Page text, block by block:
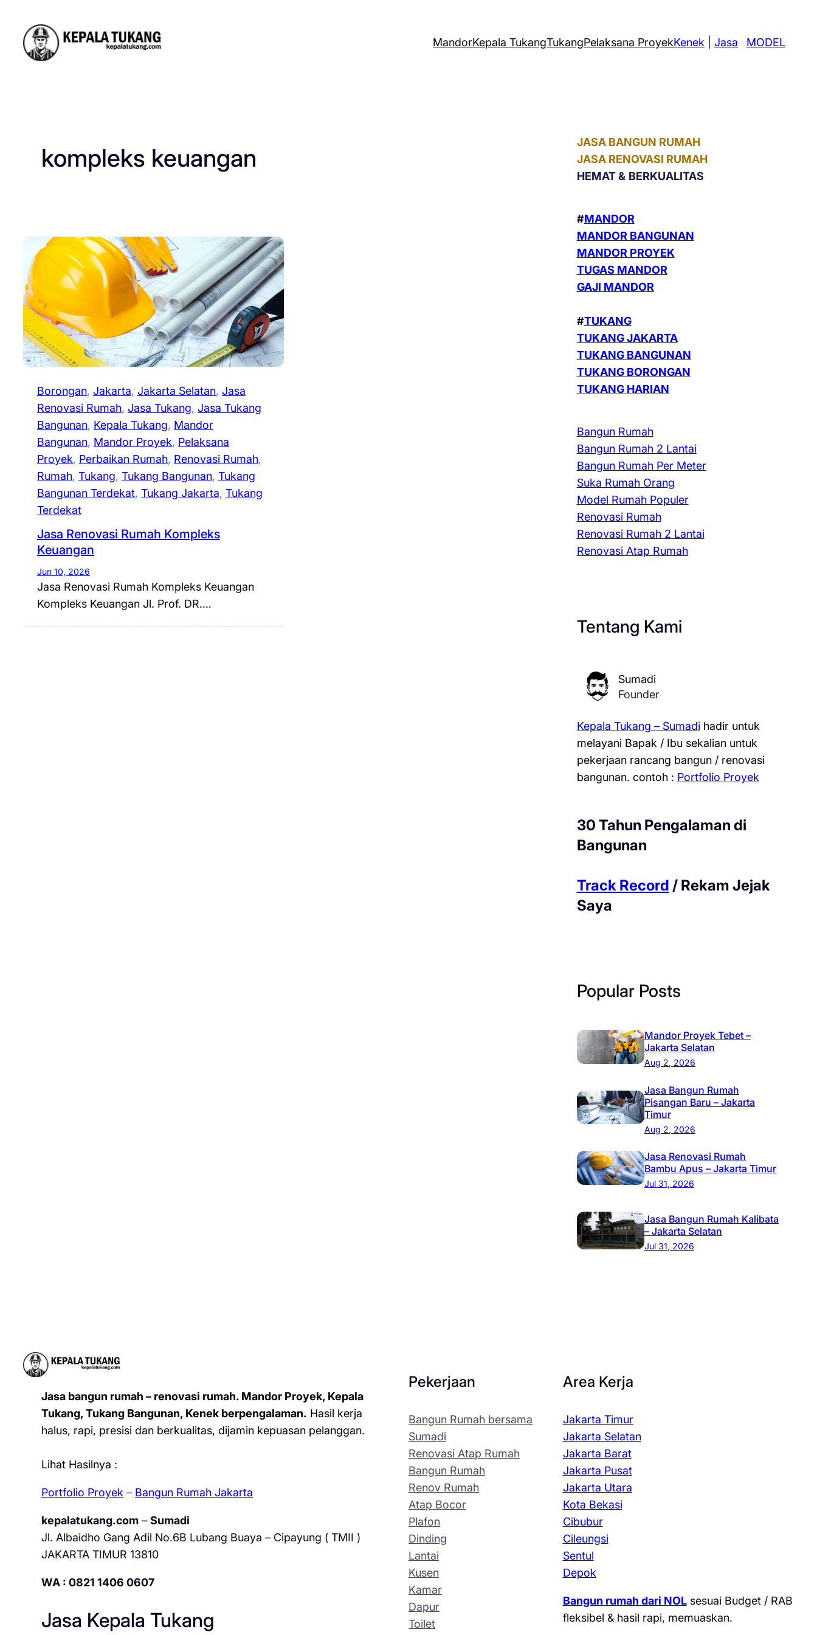
content
MandorKepala TukangTukangPelaksana ProyekKenek |Jasa MODEL
kompleks keuangan
Borongan, Jakarta, Jakarta Selatan, Jasa
Renovasi Rumah, Jasa Tukang, Jasa Tukang
Bangunan, Kepala Tukang, Mandor
Bangunan, Mandor Proyek, Pelaksana
Proyek, Perbaikan Rumah, Renovasi Rumah
Rumah, Tukang, Tukang Bangunan, Tukang
Bangunan Terdekat, Tukang Jakarta, Tukang
Terdekat
Jasa Renovasi Rumah Kompleks
Keuangan
Jun 10, 2026
Jasa Renovasi Rumah Kompleks Keuangan
Kompleks Keuangan Jl. Prof. DR.…
JASA BANGUN RUMAH
JASA RENOVASI RUMAH
HEMAT & BERKUALITAS
#MANDOR
MANDOR BANGUNAN
MANDOR PROYEK
TUGAS MANDOR
GAJI MANDOR
#TUKANG
TUKANG JAKARTA
TUKANG BANGUNAN
TUKANG BORONGAN
TUKANG HARIAN
Bangun Rumah
Bangun Rumah 2 Lantai
Bangun Rumah Per Meter
Suka Rumah Orang
Model Rumah Populer
Renovasi Rumah
Renovasi Rumah 2 Lantai
Renovasi Atap Rumah
Tentang Kami
Sumadi
Founder
Kepala Tukang – Sumadihadir untuk
melayani Bapak / Ibu sekalian untuk
pekerjaan rancang bangun / renovasi
bangunan. contoh : Portfolio Proyek
30 Tahun Pengalaman di
Bangunan
Track Record / Rekam Jejak
Saya
Popular Posts
Mandor Proyek Tebet –
Jakarta Selatan
Aug 2, 2026
Jasa Bangun Rumah
Pisangan Baru – Jakarta
Timur
Aug 2, 2026
Jasa Renovasi Rumah
Bambu Apus – Jakarta Timur
Jul 31, 2026
Jasa Bangun Rumah Kalibata
– Jakarta Selatan
Jul 31, 2026
Jasa bangun rumah – renovasi rumah. Mandor Proyek, Kepala
Tukang, Tukang Bangunan, Kenek berpengalaman. Hasil kerja
halus, rapi, presisi dan berkualitas, dijamin kepuasan pelanggan.
Lihat Hasilnya :
Portfolio Proyek– Bangun Rumah Jakarta
kepalatukang.com– Sumadi
Jl. Albaidho Gang Adil No.6B Lubang Buaya – Cipayung ( TMII )
JAKARTA TIMUR 13810
WA : 0821 1406 0607
Jasa Kepala Tukang
Pekerjaan
Bangun Rumah bersama
Sumadi
Renovasi Atap Rumah
Bangun Rumah
Renov Rumah
Atap Bocor
Plafon
Dinding
Lantai
Kusen
Kamar
Dapur
Toilet
Area Kerja
Jakarta Timur
Jakarta Selatan
Jakarta Barat
Jakarta Pusat
Jakarta Utara
Kota Bekasi
Cibubur
Cileungsi
Sentul
Depok
Bangun rumah dari NOLsesuai Budget / RAB
fleksibel & hasil rapi, memuaskan.